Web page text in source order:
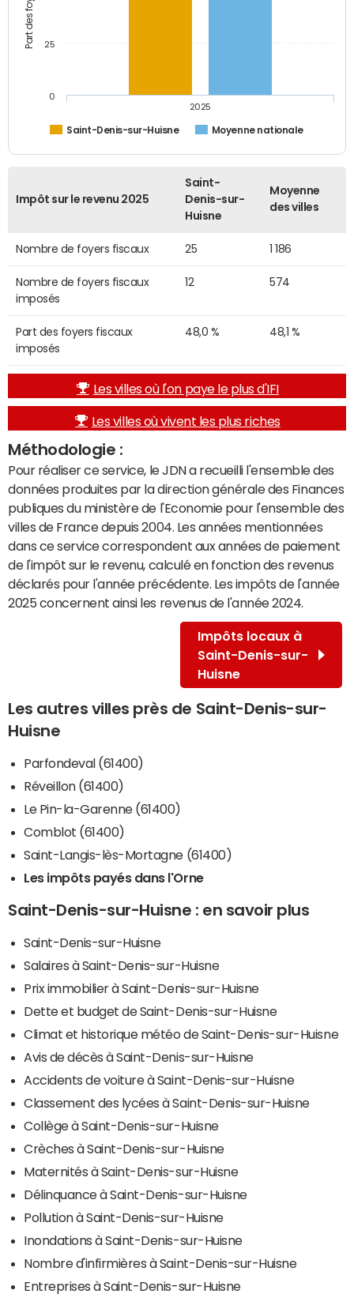
Saint-Denis-sur-Huisne Moyenne nationale
2025
0
25
Impôt sur le revenu 2025
Saint-
Denis-sur-
Huisne
Moyenne
des villes
Nombre de foyers fiscaux 25 1 186
Nombre de foyers fiscaux
imposés
12 574
Part des foyers fiscaux
imposés
48,0 % 48,1 %
Les villes où l'on paye le plus d'IFI
Les villes où vivent les plus riches
Méthodologie :
Pour réaliser ce service, le JDN a recueilli l'ensemble des
données produites par la direction générale des Finances
publiques du ministère de l'Economie pour l'ensemble des
villes de France depuis 2004. Les années mentionnées
dans ce service correspondent aux années de paiement
de l'impôt sur le revenu, calculé en fonction des revenus
déclarés pour l'année précédente. Les impôts de l'année
2025 concernent ainsi les revenus de l'année 2024.
Impôts locaux à
Saint-Denis-sur-
Huisne
Les autres villes près de Saint-Denis-sur-
Huisne
Parfondeval (61400)
Réveillon (61400)
Le Pin-la-Garenne (61400)
Comblot (61400)
Saint-Langis-lès-Mortagne (61400)
Les impôts payés dans l'Orne
Saint-Denis-sur-Huisne : en savoir plus
Saint-Denis-sur-Huisne
Salaires à Saint-Denis-sur-Huisne
Prix immobilier à Saint-Denis-sur-Huisne
Dette et budget de Saint-Denis-sur-Huisne
Climat et historique météo de Saint-Denis-sur-Huisne
Avis de décès à Saint-Denis-sur-Huisne
Accidents de voiture à Saint-Denis-sur-Huisne
Classement des lycées à Saint-Denis-sur-Huisne
Collège à Saint-Denis-sur-Huisne
Crèches à Saint-Denis-sur-Huisne
Maternités à Saint-Denis-sur-Huisne
Délinquance à Saint-Denis-sur-Huisne
Pollution à Saint-Denis-sur-Huisne
Inondations à Saint-Denis-sur-Huisne
Nombre d'infirmières à Saint-Denis-sur-Huisne
Entreprises à Saint-Denis-sur-Huisne